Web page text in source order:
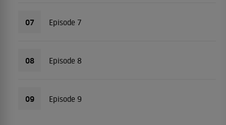
07 Episode 7
08 Episode 8
09 Episode 9